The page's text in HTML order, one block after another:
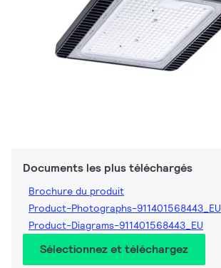
Documents les plus téléchargés
Brochure du produit
Product-Photographs-911401568443_EU
Product-Diagrams-911401568443_EU
Sélectionnez et téléchargez